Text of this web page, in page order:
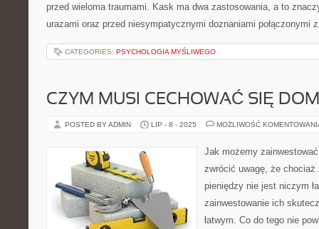
przed wieloma traumami. Kask ma dwa zastosowania, a to
urazami oraz przed niesympatycznymi doznaniami połączonymi
CATEGORIES: PSYCHOLOGIA MYŚLIWEGO
CZYM MUSI CECHOWAĆ SIĘ
POSTED BY ADMIN LIP - 8 - 2025 MOŻLIWOŚĆ
Jak możemy
zwrócić uwagę, że
pieniędzy nie jest niczym
zainwestowanie ich
łatwym. Co do tego nie